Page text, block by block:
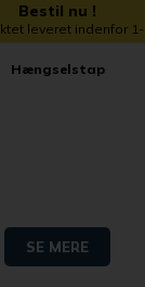
Bestil nu !
leveret indenfor
Hængselstap
SE MERE